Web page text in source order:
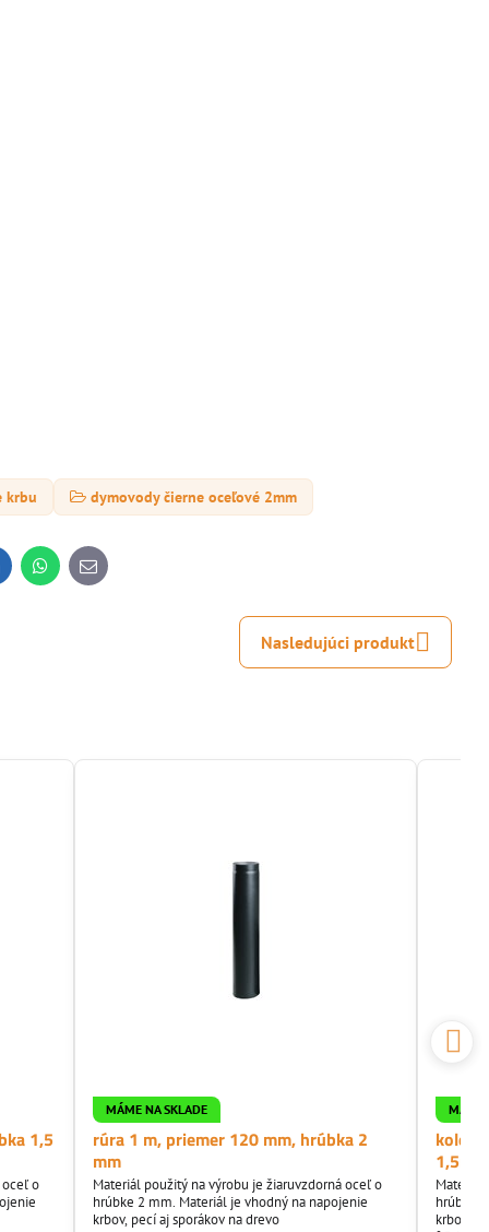
krbu dymovody čierne oceľové 2mm
WhatsApp
E-
mail
Nasledujúci produkt
1,5
oceľ o
MÁME NA SKLADE
rúra 1 m, priemer 120 mm, hrúbka 2
mm
Materiál použitý na výrobu je žiaruvzdorná oceľ o
hrúbke 2 mm. Materiál je vhodný na napojenie
krbov, pecí aj sporákov na drevo
MÁME
1,5mm
Materiál
hrúbke
krbov a